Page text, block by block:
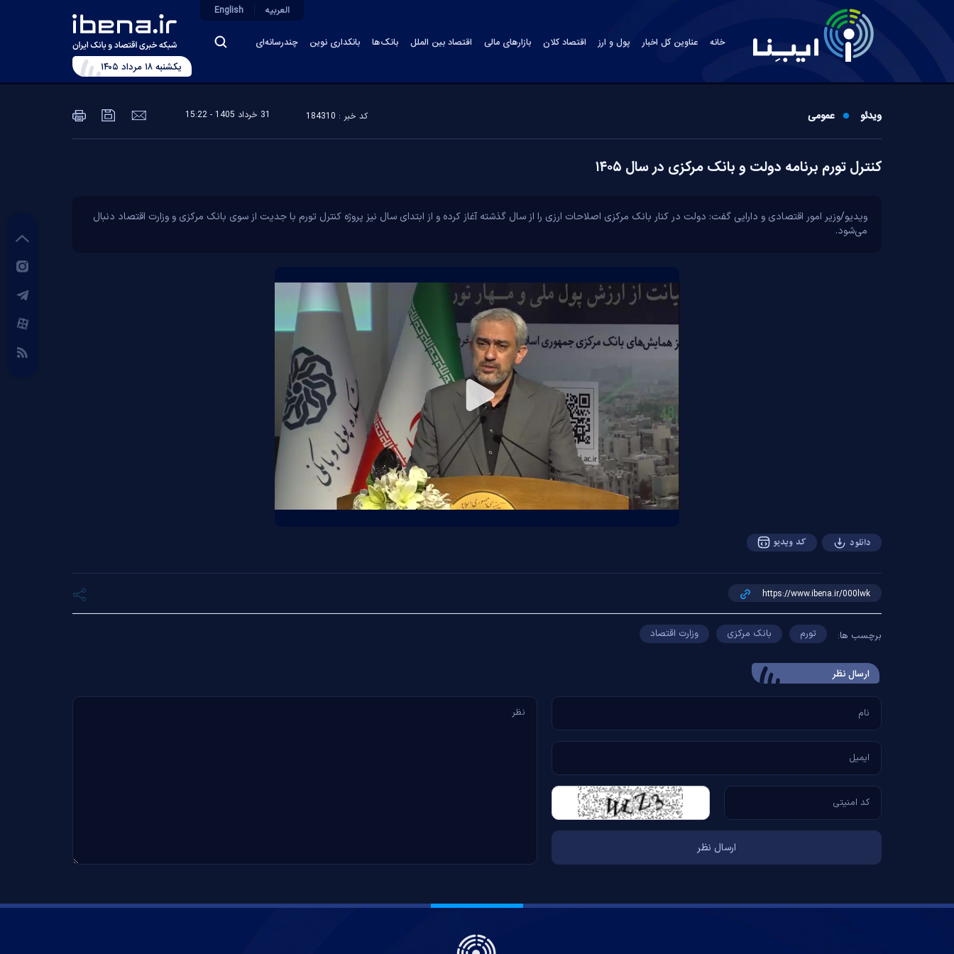
خانه عناوین کل اخبار پول و ارز اقتصاد کلان بازارهای مالی اقتصاد بین الملل بانک‌ها بانکداری نوین چندرسانه‌ای
العربیه English
يکشنبه ۱۸ مرداد ۱۴۰۵
ویدئو عمومی کد خبر : 184310 31 خرداد 1405 - 15:22
کنترل تورم برنامه دولت و بانک مرکزی در سال ۱۴۰۵
ویدیو/وزیر امور اقتصادی و دارایی گفت: دولت در کنار بانک مرکزی اصلاحات ارزی را از سال گذشته آغاز کرده و از ابتدای سال نیز پروژه کنترل تورم با جدیت از سوی بانک مرکزی و وزارت اقتصاد دنبال
می‌شود.
Play
Video
دانلود کد ویدیو
برچسب ها: تورم بانک مرکزی وزارت اقتصاد
ارسال‌ نظر